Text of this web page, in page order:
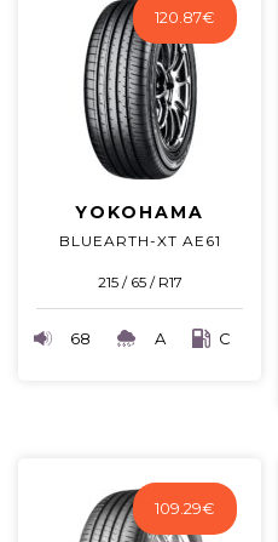
120.87€
YOKOHAMA
BLUEARTH-XT AE61
215 / 65 / R17
68 A C
109.29€